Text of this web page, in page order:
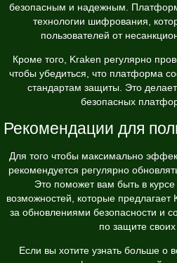
безопасным и надежным.
технологии шифрования,
пользователей от
Кроме того, Kraken регулярно
чтобы убедиться, что платформа
стандартам защиты. Это
безопасных
Рекомендации для
Для того чтобы максимально
рекомендуется регулярно
Это поможет вам быть в
возможностей, которые предлагает
за обновлениями безопасности и
по защите
Если вы хотите узнать больше о